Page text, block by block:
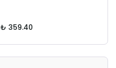
₺ 359.40